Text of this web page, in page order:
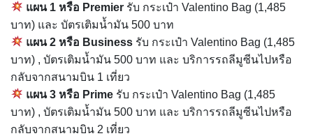
แผน 1 หรือ Premier รับ กระเป๋า Valentino Bag (1,485
บาท) และ บัตรเติมน้ำมัน 500 บาท
แผน 2 หรือ Business รับ กระเป๋า Valentino Bag (1,485
บาท) , บัตรเติมน้ำมัน 500 บาท และ บริการรถลีมูซีนไปหรือ
กลับจากสนามบิน 1 เที่ยว
แผน 3 หรือ Prime รับ กระเป๋า Valentino Bag (1,485
บาท) , บัตรเติมน้ำมัน 500 บาท และ บริการรถลีมูซีนไปหรือ
กลับจากสนามบิน 2 เที่ยว